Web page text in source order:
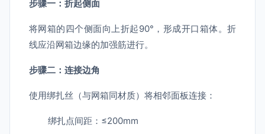
步骤一：折起侧面
将网箱的四个侧面向上折起90°，形成开口箱体。折
线应沿网箱边缘的加强筋进行。
步骤二：连接边角
使用绑扎丝（与网箱同材质）将相邻面板连接：
绑扎点间距：≤200mm